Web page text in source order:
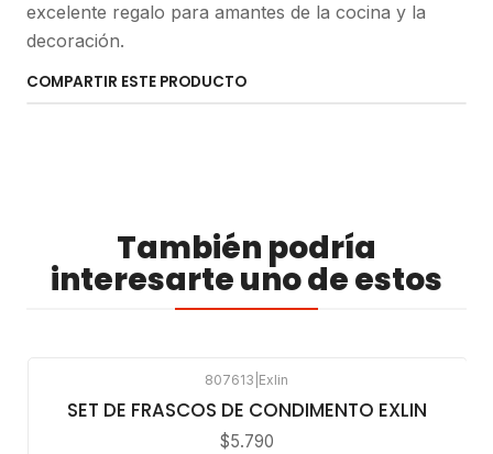
excelente regalo para amantes de la cocina y la
decoración.
COMPARTIR ESTE PRODUCTO
También podría
interesarte uno de estos
807613 Exlin
SET DE FRASCOS DE CONDIMENTO EXLIN
$5.790